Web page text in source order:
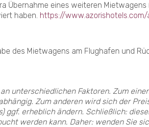
Übernahme eines weiteren
haben. https://
des Mietwagens am Flughafen und
unterschiedlichen Faktoren. Zum
Zum anderen wird sich der
ggf. erheblich ändern. Schließlich:
werden kann. Daher: wenden Sie